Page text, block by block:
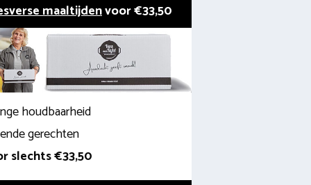
maaltijdenvoor €33,50
houdbaarheid
gerechten
slechts €33,50